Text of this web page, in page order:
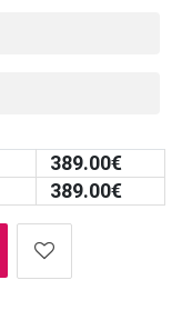
389.00€
389.00€